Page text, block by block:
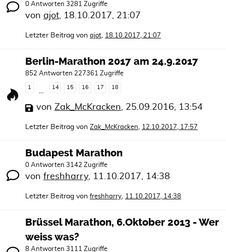
0 Antworten 3281 Zugriffe
von ajot 18.10.2017, 21:07
Letzter Beitrag von ajot 18.10.2017, 21:07
Berlin-Marathon 2017 am 24.9.2017
852 Antworten 227361 Zugriffe
1
…
14 15 16 17 18
von Zak_McKracken, 25.09.2016, 13:54
Letzter Beitrag von Zak_McKracken, 12.10.2017, 17:57
Budapest Marathon
0 Antworten 3142 Zugriffe
von freshharry, 11.10.2017, 14:38
Letzter Beitrag von freshharry, 11.10.2017, 14:38
Brüssel Marathon, 6.Oktober 2013 - Wer
weiss was?
8 Antworten 3111 Zugriffe